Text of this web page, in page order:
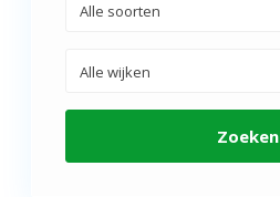
Alle soorten
Alle wijken
Zoeken